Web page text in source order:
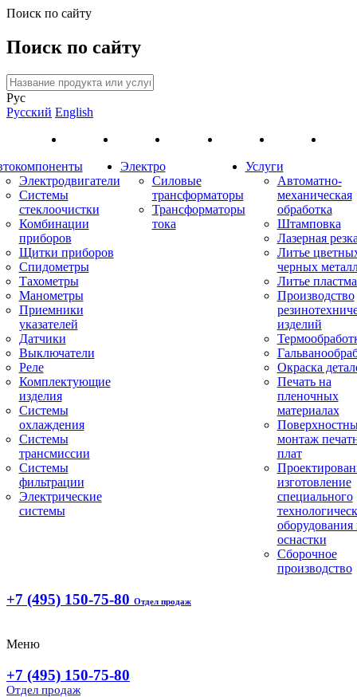
Поиск по сайту
Поиск по сайту
Рус
Русский English
Электродвигатели
Системы
стеклоочистки
Комбинации
приборов
Щитки приборов
Спидометры
Тахометры
Манометры
Приемники
указателей
Датчики
Выключатели
Реле
Комплектующие
изделия
Системы
охлаждения
Системы
трансмиссии
Системы
фильтрации
Электрические
системы
Электро
Силовые
трансформаторы
Трансформаторы
тока
Услуги
Автоматно-
механическая
обработка
Штамповка
Лазерная
Литье
черных
Литье
Производство
изделий
Окраска
Печать на
пленочных
материалах
монтаж
плат
изготовление
специального
оборудования
оснастки
Сборочное
производство
+7 (495) 150-75-80 Отдел продаж
Меню
+7 (495) 150-75-80
Отдел продаж